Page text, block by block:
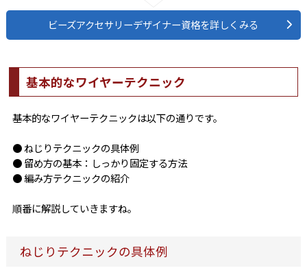
ビーズアクセサリーデザイナー資格を詳しくみる
基本的なワイヤーテクニック
基本的なワイヤーテクニックは以下の通りです。
● ねじりテクニックの具体例
● 留め方の基本：しっかり固定する方法
● 編み方テクニックの紹介
順番に解説していきますね。
ねじりテクニックの具体例